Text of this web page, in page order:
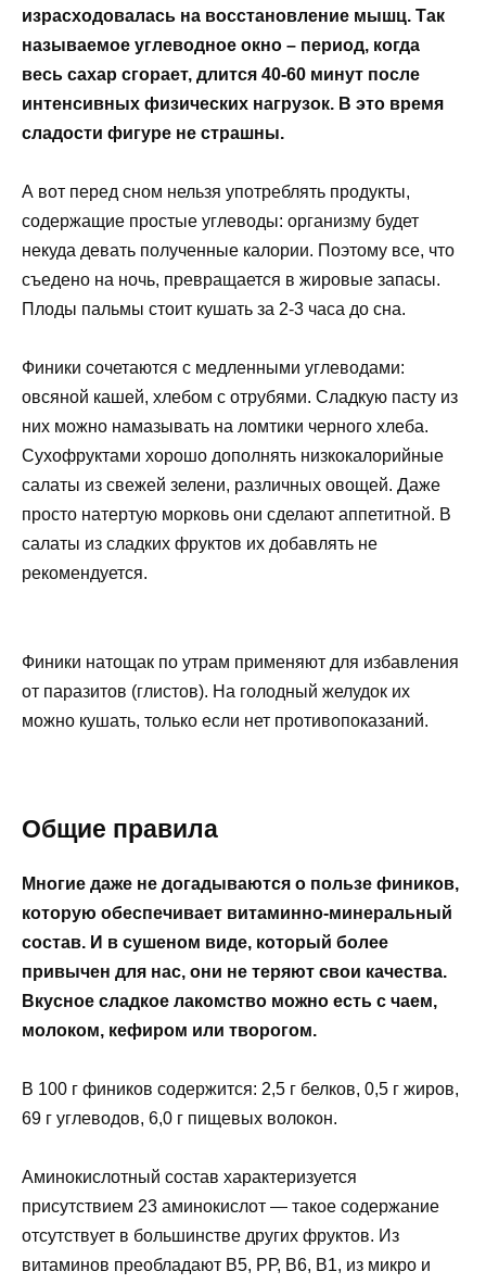
израсходовалась на восстановление мышц. Так
называемое углеводное окно – период, когда
весь сахар сгорает, длится 40-60 минут после
интенсивных физических нагрузок. В это время
сладости фигуре не страшны.
А вот перед сном нельзя употреблять продукты,
содержащие простые углеводы: организму будет
некуда девать полученные калории. Поэтому все, что
съедено на ночь, превращается в жировые запасы.
Плоды пальмы стоит кушать за 2-3 часа до сна.
Финики сочетаются с медленными углеводами:
овсяной кашей, хлебом с отрубями. Сладкую пасту из
них можно намазывать на ломтики черного хлеба.
Сухофруктами хорошо дополнять низкокалорийные
салаты из свежей зелени, различных овощей. Даже
просто натертую морковь они сделают аппетитной. В
салаты из сладких фруктов их добавлять не
рекомендуется.
Финики натощак по утрам применяют для избавления
от паразитов (глистов). На голодный желудок их
можно кушать, только если нет противопоказаний.
Общие правила
Многие даже не догадываются о пользе фиников,
которую обеспечивает витаминно-минеральный
состав. И в сушеном виде, который более
привычен для нас, они не теряют свои качества.
Вкусное сладкое лакомство можно есть с чаем,
молоком, кефиром или творогом.
В 100 г фиников содержится: 2,5 г белков, 0,5 г жиров,
69 г углеводов, 6,0 г пищевых волокон.
Аминокислотный состав характеризуется
присутствием 23 аминокислот — такое содержание
отсутствует в большинстве других фруктов. Из
витаминов преобладают В5, РР, В6, В1, из микро и